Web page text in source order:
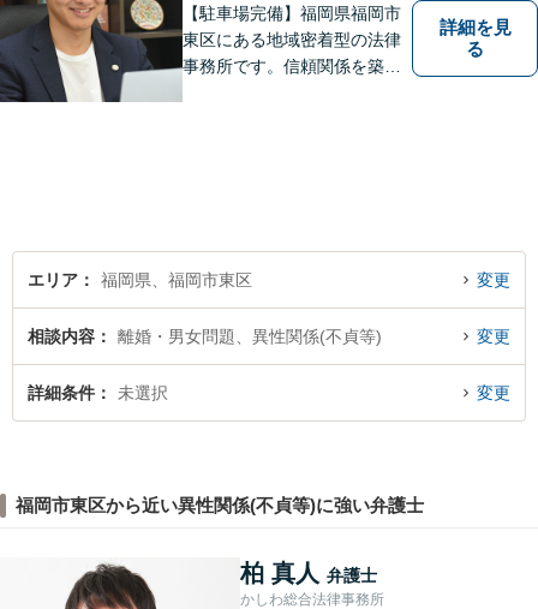
す。
【駐車場完備】福岡県福岡市
東区にある地域密着型の法律
事務所です。信頼関係を築
詳細を見
る
エリア 福岡県、福岡市東区 変更
相談内容 離婚・男女問題、異性関係(不貞等) 変更
詳細条件 未選択 変更
福岡市東区から近い異性関係(不貞等)に強い弁護士
柏 真人 弁護士
かしわ総合法律事務所